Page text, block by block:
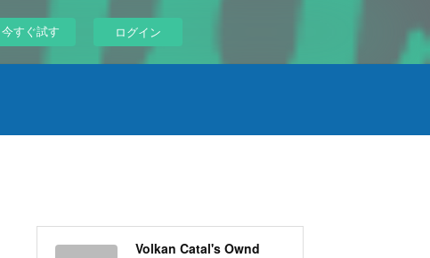
今すぐ試す ログイン
Volkan Catal's Ownd